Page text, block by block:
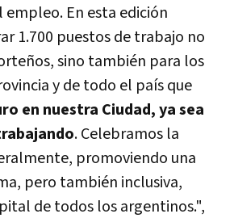
empleo. En esta edición
1.700 puestos de trabajo no
sino también para los
y de todo el país que
en nuestra Ciudad, ya sea
. Celebramos la
promoviendo una
pero también inclusiva,
de todos los argentinos.",